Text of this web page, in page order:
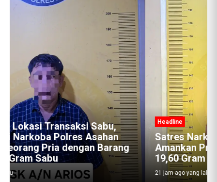
Headline
Satres Narkoba Polres Asahan
Amankan Pria Pengedar Sabu, Sita
19,60 Gram Barang Bukti
21 jam ago yang lalu